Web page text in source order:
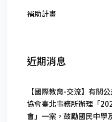
補助計畫
近期消息
【國際教育-交流】有關
協會臺北事務所辦理「
會」一案，鼓勵國民中學